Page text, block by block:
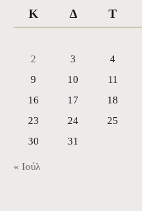
Κ Δ Τ
2
3 4
9
10 11
16
17 18
23
24 25
30
31
« Ιούλ